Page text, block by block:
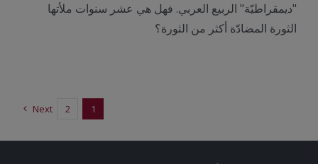
"ديمقراطيّة" الربيع العربي. فهل هي عشر سنوات ملأتها
الثورة المضادّة أكثر من الثورة؟
1
2
Next